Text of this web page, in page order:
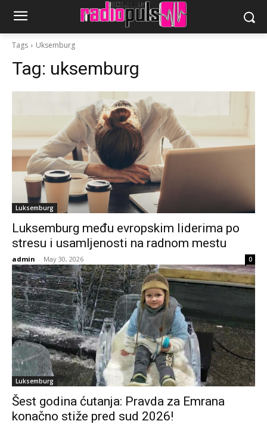
Tags Uksemburg
Tag: uksemburg
Luksemburg
Luksemburg među evropskim liderima po
stresu i usamljenosti na radnom mestu
admin - May 30, 2026 0
Luksemburg
Šest godina ćutanja: Pravda za Emrana
konačno stiže pred sud 2026!